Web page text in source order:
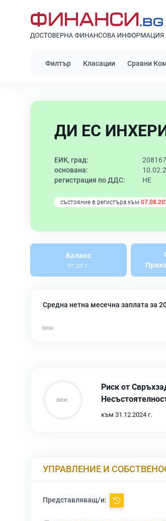
Филтър Класации Сравни
ДИ ЕС
ЕИК, град:
основана:
регистрация по ДДС:
НЕ
състояние в регистъра към
Баланс
от до г.
Средна нетна месечна заплата за
Риск от
към 31.12.2024 г.
УПРАВЛЕНИЕ И
Представляващ/и: